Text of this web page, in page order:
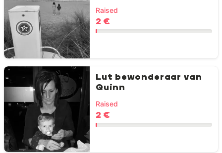
Raised
2 €
Lut bewonderaar van
Quinn
Raised
2 €